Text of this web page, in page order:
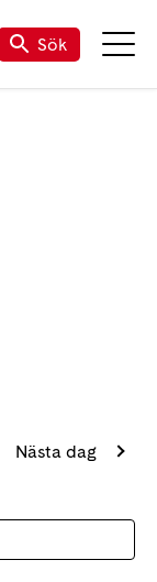
Sök
Nästa dag